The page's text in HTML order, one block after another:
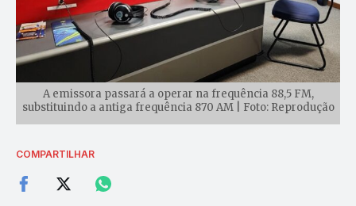
A emissora passará a operar na frequência 88,5 FM,
substituindo a antiga frequência 870 AM | Foto: Reprodução
COMPARTILHAR